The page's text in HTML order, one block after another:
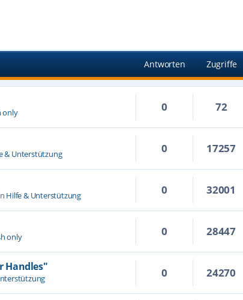
Antworten Zugriffe
only 0 72
& Unterstützung 0 17257
Hilfe & Unterstützung 0 32001
only 0 28447
Handles" 0 24270